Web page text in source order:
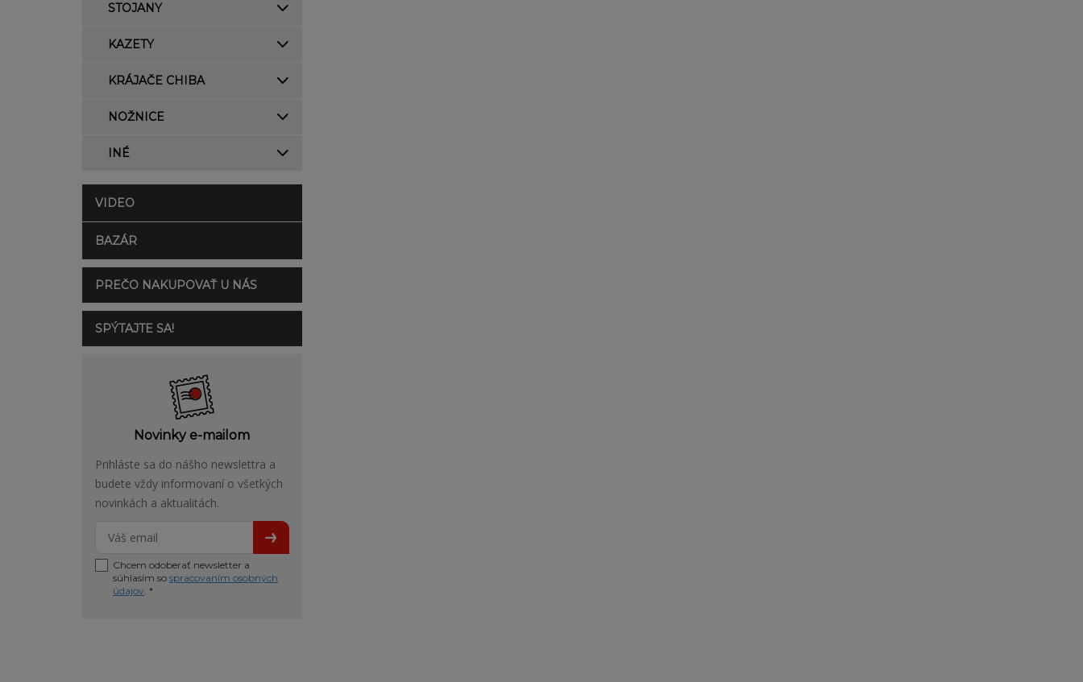
STOJANY
KAZETY
KRÁJAČE CHIBA
NOŽNICE
INÉ
VIDEO
BAZÁR
PREČO NAKUPOVAŤ U NÁS
SPÝTAJTE SA!
Novinky e-mailom
Prihláste sa do nášho newslettra a
budete vždy informovaní o všetkých
novinkách a aktualitách.
Chcem odoberať newsletter a
súhlasím so spracovaním osobných
údajov. *